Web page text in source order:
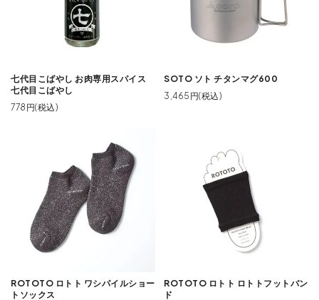
七代目こばやし お肉専用スパイス
七代目こばやし
778円(税込)
SOTO ソト チタンマグ600
3,465円(税込)
ROTOTO ロトト ワシパイルショー
トソックス
ROTOTO ロトト ロトトフットバン
ド